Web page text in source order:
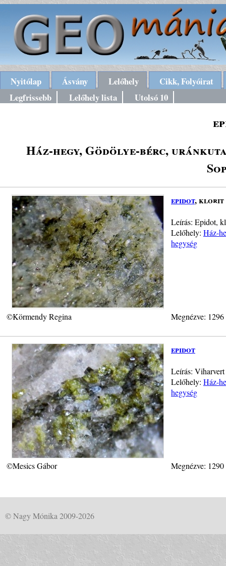
Nyitólap Ásvány Lelőhely
Cikk, Folyóirat
Legfrissebb
Lelőhely lista Utolsó 10
Ház-hegy, Gödölye-bérc,
epidot, klorit
Leírás: Epidot,
Lelőhely: Ház-
hegység
©Körmendy Regina Megnézve:
epidot
Leírás:
Lelőhely: Ház-
hegység
©Mesics Gábor Megnézve:
© Nagy Mónika 2009-2026